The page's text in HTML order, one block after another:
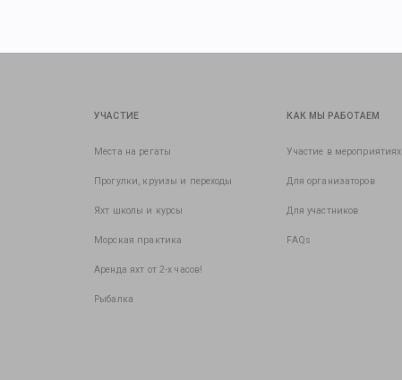
УЧАСТИЕ
Места на регаты
Прогулки, круизы и переходы
Яхт школы и курсы
Морская практика
Аренда яхт от 2-х часов!
Рыбалка
КАК МЫ РАБОТАЕМ
Участие в мероприятиях
Для организаторов
Для участников
FAQs